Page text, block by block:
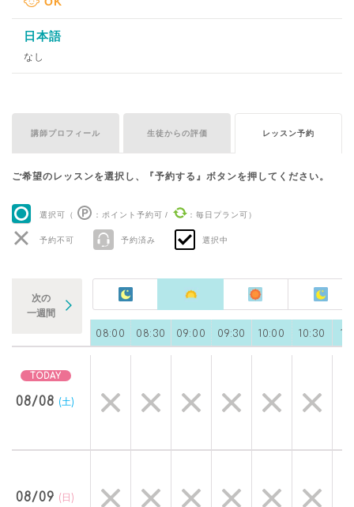
日本語
なし
講師プロフィール 生徒からの評価 レッスン予約
ご希望のレッスンを選択し、『予約する』ボタンを押してください。
選択可（ ：ポイント予約可 / ：毎日プラン可）
予約不可 予約済み 選択中
次の
一週間
08:00 08:30 09:00 09:30 10:00 10:30
08/08 (土)
08/09 (日)